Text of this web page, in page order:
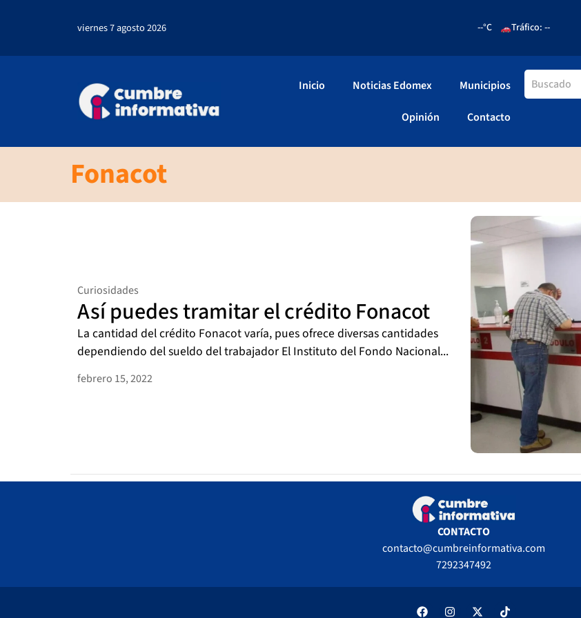
viernes 7 agosto 2026 --°C Tráfico: --
Inicio Noticias Edomex Municipios
Opinión Contacto
Fonacot
Curiosidades
Así puedes tramitar el crédito Fonacot
La cantidad del crédito Fonacot varía, pues ofrece diversas cantidades
dependiendo del sueldo del trabajador El Instituto del Fondo Nacional...
febrero 15, 2022
CONTACTO
contacto@cumbreinformativa.com
7292347492